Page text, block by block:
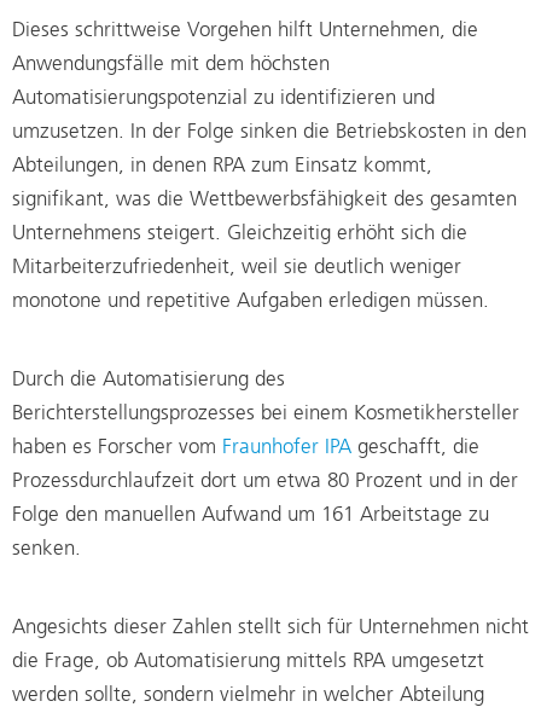
Dieses schrittweise Vorgehen hilft Unternehmen, die
Anwendungsfälle mit dem höchsten
Automatisierungspotenzial zu identifizieren und
umzusetzen. In der Folge sinken die Betriebskosten in den
Abteilungen, in denen RPA zum Einsatz kommt,
signifikant, was die Wettbewerbsfähigkeit des gesamten
Unternehmens steigert. Gleichzeitig erhöht sich die
Mitarbeiterzufriedenheit, weil sie deutlich weniger
monotone und repetitive Aufgaben erledigen müssen.
Durch die Automatisierung des
Berichterstellungsprozesses bei einem Kosmetikhersteller
haben es Forscher vom Fraunhofer IPA geschafft, die
Prozessdurchlaufzeit dort um etwa 80 Prozent und in der
Folge den manuellen Aufwand um 161 Arbeitstage zu
senken.
Angesichts dieser Zahlen stellt sich für Unternehmen nicht
die Frage, ob Automatisierung mittels RPA umgesetzt
werden sollte, sondern vielmehr in welcher Abteilung